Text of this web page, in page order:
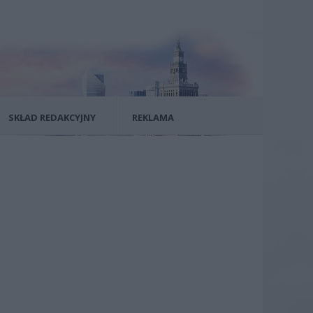
SKŁAD REDAKCYJNY REKLAMA